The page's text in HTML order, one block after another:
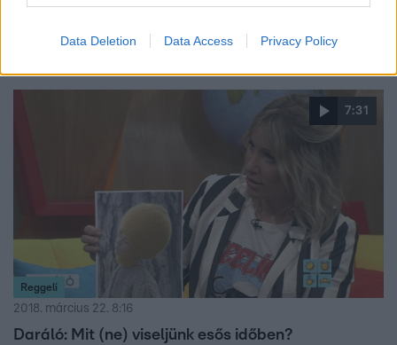
Data Deletion Data Access Privacy Policy
azonban lekerült a fejfedő Tomi fejéről!
7:31
Reggeli
2018. március 22. 8:16
Daráló: Mit (ne) viseljünk esős időben?